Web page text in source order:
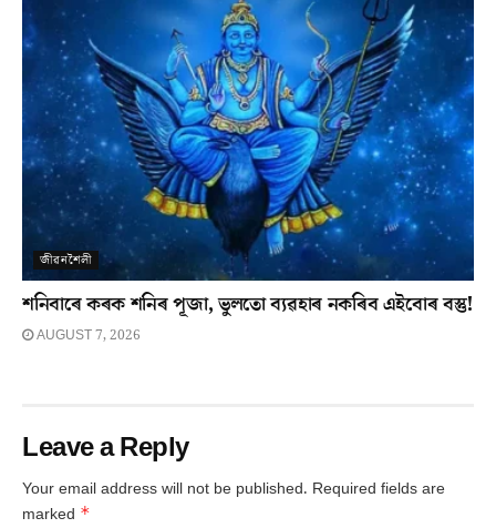
জীৱনশৈলী
শনিবাৰে কৰক শনিৰ পূজা, ভুলতো ব্যৱহাৰ নকৰিব এইবোৰ বস্তু!
AUGUST 7, 2026
Leave a Reply
Your email address will not be published. Required fields are
marked *